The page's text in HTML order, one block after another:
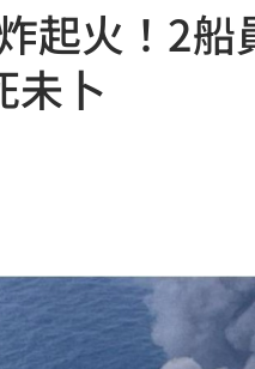
老病患不忍了 21:41
13安痛宰味全
：最後一次了
20設備藏後門 21:18
起火！2
卜